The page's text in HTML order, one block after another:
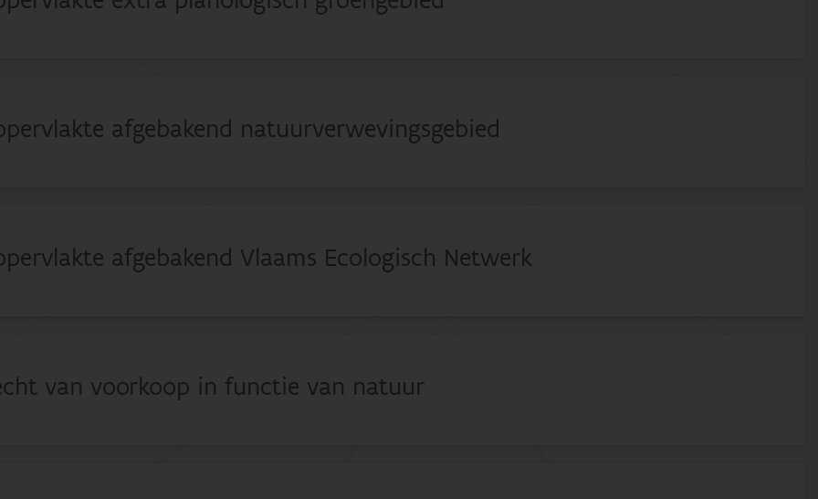
afgebakend natuurverwevingsgebied
afgebakend Vlaams Ecologisch Netwerk
van voorkoop in functie van natuur